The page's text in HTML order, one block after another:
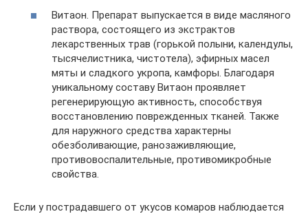
Витаон. Препарат выпускается в виде масляного
раствора, состоящего из экстрактов
лекарственных трав (горькой полыни, календулы,
тысячелистника, чистотела), эфирных масел
мяты и сладкого укропа, камфоры. Благодаря
уникальному составу Витаон проявляет
регенерирующую активность, способствуя
восстановлению поврежденных тканей. Также
для наружного средства характерны
обезболивающие, ранозаживляющие,
противовоспалительные, противомикробные
свойства.
Если у пострадавшего от укусов комаров наблюдается